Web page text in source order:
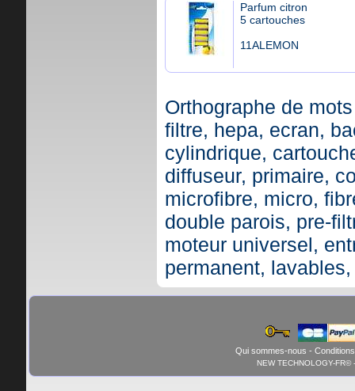
Parfum citron
5 cartouches
11ALEMON
Orthographe de
filtre, hepa, ecran,
cylindrique,
diffuseur, primaire,
microfibre, micro,
double parois, pre-
moteur universel,
permanent,
Qui sommes-nous -
NEW TECHNOLOGY-